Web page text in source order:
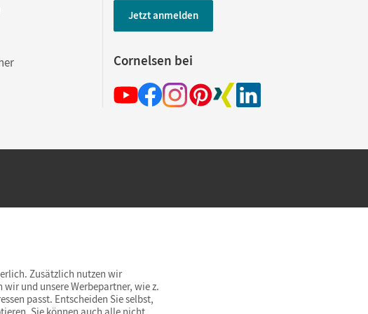
Jetzt anmelden
Cornelsen bei
wir versandkostenfrei innerhalb Deutschlands
Zusätzlich nutzen wir
und unsere Werbepartner, wie z.
passt. Entscheiden Sie selbst,